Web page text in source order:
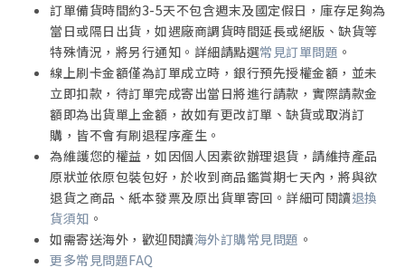
尊重他，同時提防他
對話的開始
老師與傳道者的一席話
下一章
總結的省思
附錄：教會裡的反猶歷史
訂單備貨時間約3-5天不包含週末及國定假日，庫存足夠為
當日或隔日出貨，如遇廠商調貨時間延長或絕版、缺貨等
特殊情況，將另行通知。詳細請點選常見訂單問題 。
線上刷卡金額僅為訂單成立時，銀行預先授權金額，並未
立即扣款，待訂單完成寄出當日將進行請款，實際請款金
額即為出貨單上金額，故如有更改訂單、缺貨或取消訂
購，皆不會有刷退程序產生。
為維護您的權益，如因個人因素欲辦理退貨，請維持產品
原狀並依原包裝包好，於收到商品鑑賞期七天內，將與欲
退貨之商品、紙本發票及原出貨單寄回。詳細可閱讀退換
貨須知 。
如需寄送海外，歡迎閱讀海外訂購常見問題 。
更多常見問題FAQ